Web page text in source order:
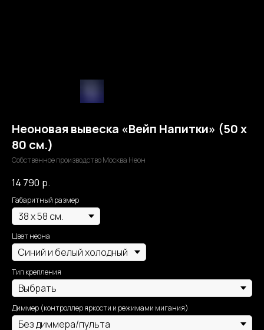
Неоновая вывеска «Вейп Напитки» (50 х
80 см.)
Собственное производство Москва Неон
14 790 р.
Габаритный размер
Цвет неона
Тип крепления
Диммер (контроллер яркости и режимами мигания)